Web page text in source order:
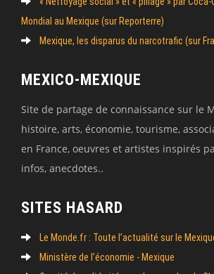
Mondial au Mexique (sur Reporterre)
Mexique, les disparus du narcotrafic (sur
MEXICO-MEXIQUE
Site de partage de connaissance sur le
histoire, arts, économie, tourisme,
en France, oeuvres et artistes inspirés
infos, anecdotes..
SITES HASARD
Le Monde.fr : Toute l’actualité sur le
Ministère de l’économie - Mexique